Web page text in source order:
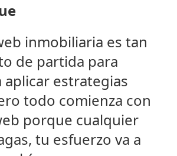
inmobiliaria es tan
de partida para
aplicar estrategias
todo comienza con
porque cualquier
tu esfuerzo va a